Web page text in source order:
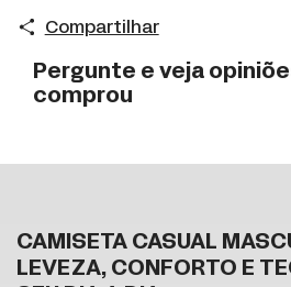
Compartilhar
Pergunte e veja
comprou
CAMISETA CASUAL
LEVEZA, CONFORTO E